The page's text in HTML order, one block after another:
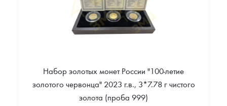
Набор золотых монет России "100-летие
золотого червонца" 2023 г.в., 3*7.78 г чистого
золота (проба 999)